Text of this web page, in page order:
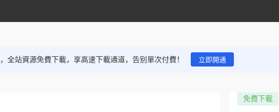
，全站資源免費下載，享高速下載通道，告别單次付費！ 立即開通
免費下載